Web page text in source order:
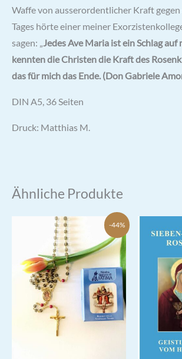
Waffe von ausserordentlicher Kraft gegen
Tages hörte einer meiner
sagen: „Jedes Ave Maria ist ein Schlag auf
kennten die Christen die Kraft des
das für mich das Ende. (Don Gabriele
DIN A5, 36 Seiten
Druck: Matthias M.
Ähnliche Produkte
-44%